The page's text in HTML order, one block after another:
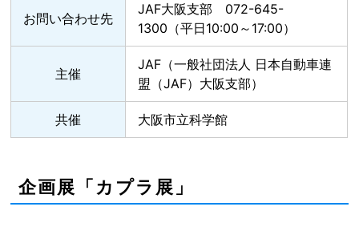
お問い合わせ先
JAF大阪支部 072-645-
1300（平日10:00～17:00）
主催
JAF（一般社団法人 日本自動車連
盟（JAF）大阪支部）
共催 大阪市立科学館
企画展「カプラ展」